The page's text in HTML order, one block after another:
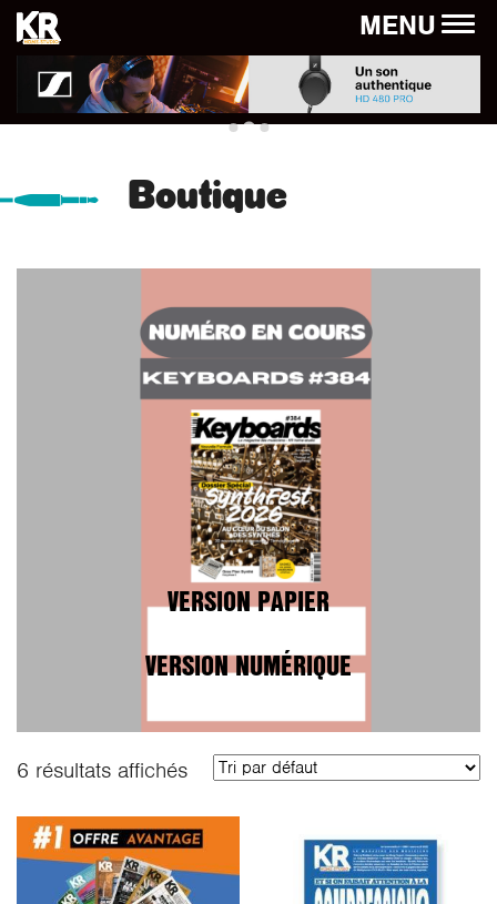
MENU
Boutique
VERSION PAPIER
VERSION NUMÉRIQUE
6 résultats affichés
Panneau de gestion des cookies